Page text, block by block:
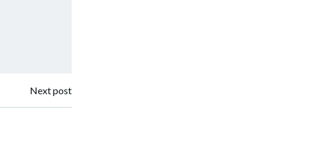
Next post